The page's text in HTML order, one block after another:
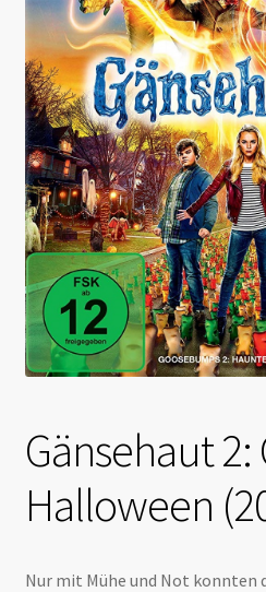
Gänsehaut 2:
Halloween
Nur mit Mühe und Not konnten